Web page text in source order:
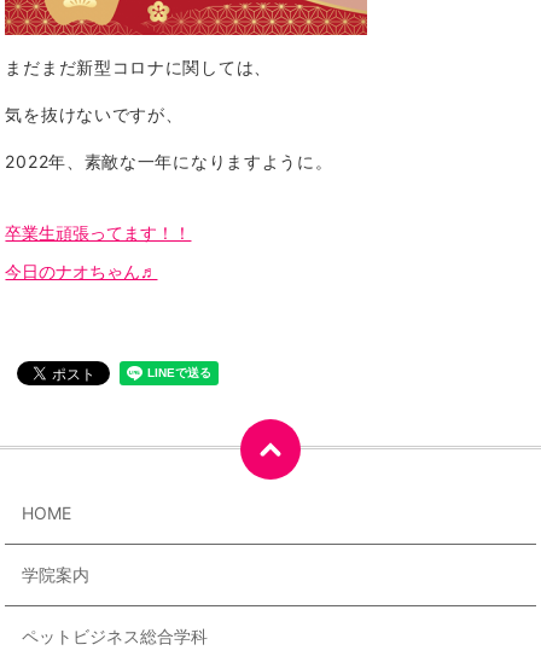
まだまだ新型コロナに関しては、
気を抜けないですが、
2022年、素敵な一年になりますように。
卒業生頑張ってます！！
今日のナオちゃん♬
HOME
学院案内
ペットビジネス総合学科